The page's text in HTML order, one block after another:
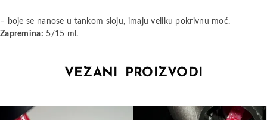
– boje se nanose u tankom sloju, imaju veliku pokrivnu moć.
Zapremina: 5/15 ml.
VEZANI PROIZVODI